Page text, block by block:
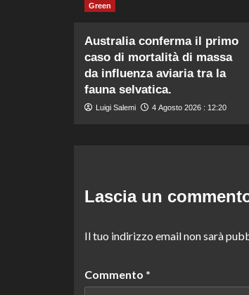
Green
Australia conferma il primo
caso di mortalità di massa
da influenza aviaria tra la
fauna selvatica.
Luigi Salemi 4 Agosto 2026 : 12:20
Lascia un
Il tuo indirizzo email non sarà
Commento *